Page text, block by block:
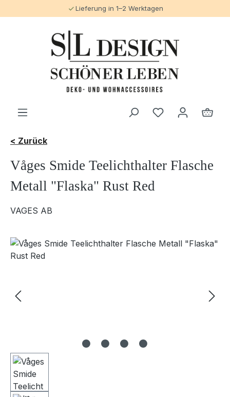
Lieferung in 1–2 Werktagen
< Zurück
Våges Smide Teelichthalter Flasche
Metall "Flaska" Rust Red
VAGES AB
Bildergalerie überspringen